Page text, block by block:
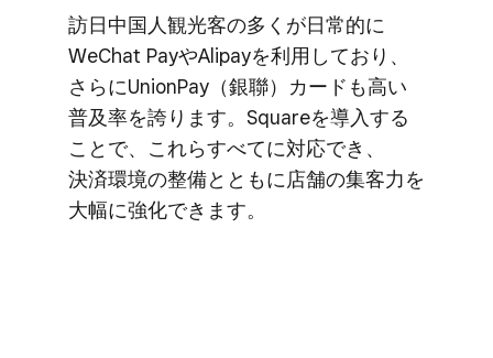
訪日中国人観光客の​多くが​日常的に​
WeChat Payや​Alipayを​利用しており、​
さらに​UnionPay​（銀聯）​カードも​高い​
普及率を​誇ります。​Squareを​導入する​
ことで、​これら​すべてに​対応でき、​
決済環境の​整備とともに​店舗の​集客力を​
大幅に​強化できます。